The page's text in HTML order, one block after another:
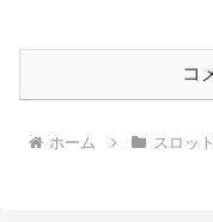
コ
ホーム スロッ